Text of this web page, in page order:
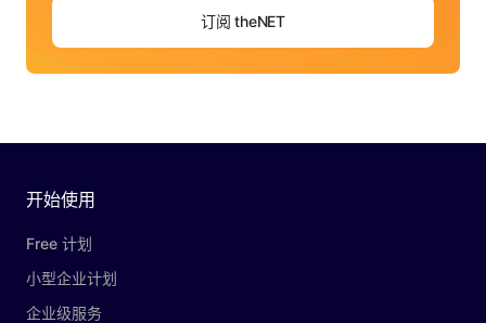
订阅 theNET
开始使用
Free 计划
小型企业计划
企业级服务